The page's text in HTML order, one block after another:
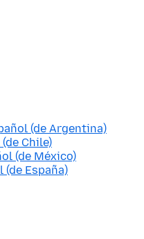
(de Argentina)
Chile)
(de México)
(de España)